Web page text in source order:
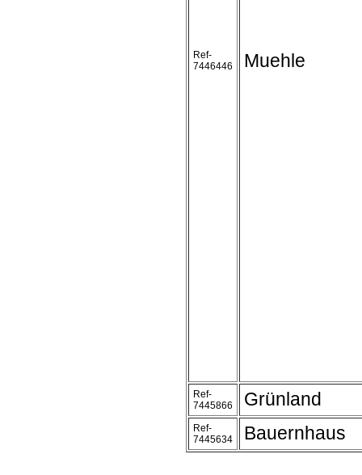
Ref-
7446446
Muehle
Ref-
7445866
Grünland
Ref-
7445634
Bauernhaus